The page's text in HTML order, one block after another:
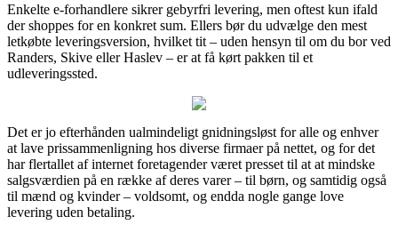
Enkelte e-forhandlere sikrer gebyrfri levering, men oftest kun ifald
der shoppes for en konkret sum. Ellers bør du udvælge den mest
letkøbte leveringsversion, hvilket tit – uden hensyn til om du bor ved
Randers, Skive eller Haslev – er at få kørt pakken til et
udleveringssted.
Det er jo efterhånden ualmindeligt gnidningsløst for alle og enhver
at lave prissammenligning hos diverse firmaer på nettet, og for det
har flertallet af internet foretagender været presset til at at mindske
salgsværdien på en række af deres varer – til børn, og samtidig også
til mænd og kvinder – voldsomt, og endda nogle gange love
levering uden betaling.